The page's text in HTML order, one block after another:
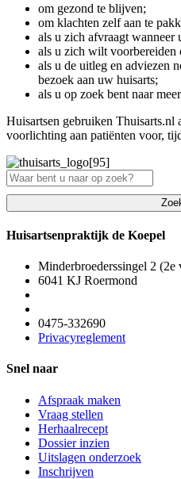
om gezond te blijven;
om klachten zelf aan te
als u zich afvraagt wanneer
als u zich wilt voorbereiden
als u de uitleg en adviezen
bezoek aan uw huisarts;
als u op zoek bent naar
Huisartsen gebruiken Thuisarts.nl
voorlichting aan patiënten voor,
Huisartsenpraktijk de Koepel
Minderbroederssingel 2 (2e
6041 KJ Roermond
0475-332690
Privacyreglement
Snel naar
Afspraak maken
Vraag stellen
Herhaalrecept
Dossier inzien
Uitslagen onderzoek
Inschrijven